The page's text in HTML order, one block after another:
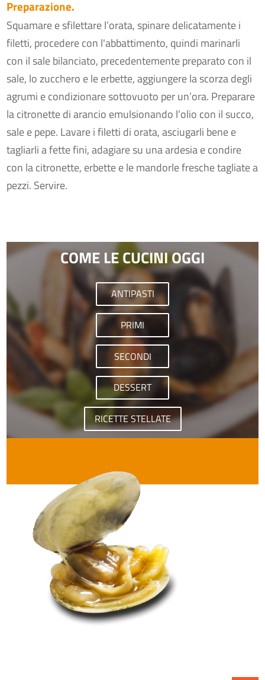
Preparazione.
Squamare e sfilettare l’orata, spinare delicatamente i
filetti, procedere con l'abbattimento, quindi marinarli
con il sale bilanciato, precedentemente preparato con il
sale, lo zucchero e le erbette, aggiungere la scorza degli
agrumi e condizionare sottovuoto per un’ora. Preparare
la citronette di arancio emulsionando l’olio con il succo,
sale e pepe. Lavare i filetti di orata, asciugarli bene e
tagliarli a fette fini, adagiare su una ardesia e condire
con la citronette, erbette e le mandorle fresche tagliate a
pezzi. Servire.
COME LE CUCINI OGGI
ANTIPASTI
PRIMI
SECONDI
DESSERT
RICETTE STELLATE